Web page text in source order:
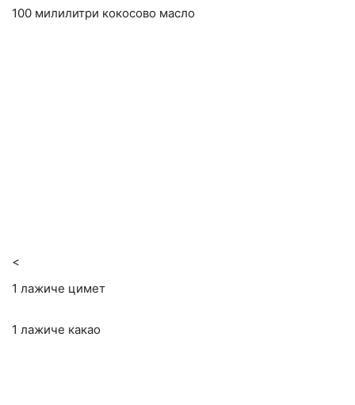
100 милилитри кокосово масло
<
1 лажиче цимет
1 лажиче какао